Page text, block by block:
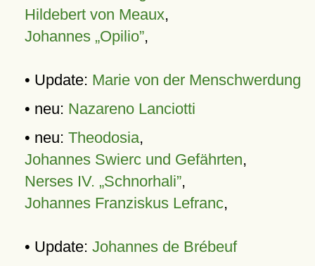
Hildebert von Meaux,
Johannes „Opilio”,
• Update: Marie von der Menschwerdung
• neu: Nazareno Lanciotti
• neu: Theodosia,
Johannes Swierc und Gefährten,
Nerses IV. „Schnorhali”,
Johannes Franziskus Lefranc,
• Update: Johannes de Brébeuf